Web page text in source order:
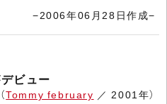
−2006年06月28日作成−
ビュー
（Tommy february ／ 2001年）